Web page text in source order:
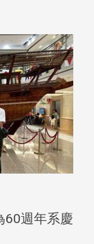
60週年系慶